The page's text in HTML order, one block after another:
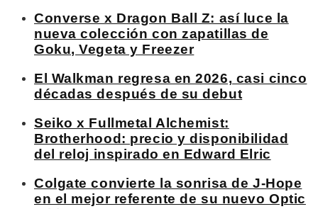
Converse x Dragon Ball Z: así luce la
nueva colección con zapatillas de
Goku, Vegeta y Freezer
El Walkman regresa en 2026, casi cinco
décadas después de su debut
Seiko x Fullmetal Alchemist:
Brotherhood: precio y disponibilidad
del reloj inspirado en Edward Elric
Colgate convierte la sonrisa de J-Hope
en el mejor referente de su nuevo Optic